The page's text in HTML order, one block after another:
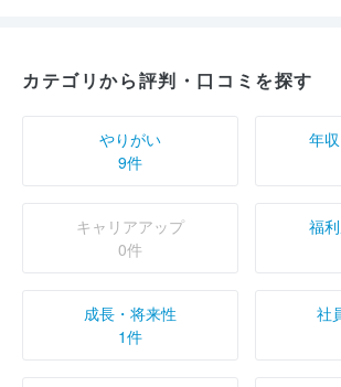
カテゴリから評判・口コミを探す
やりがい
9件
年
キャリアアップ
0件
福
成長・将来性
1件
社